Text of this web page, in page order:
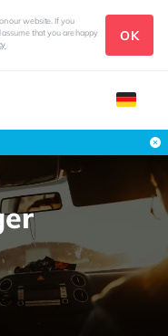
our website. If you
that you are happy
OK